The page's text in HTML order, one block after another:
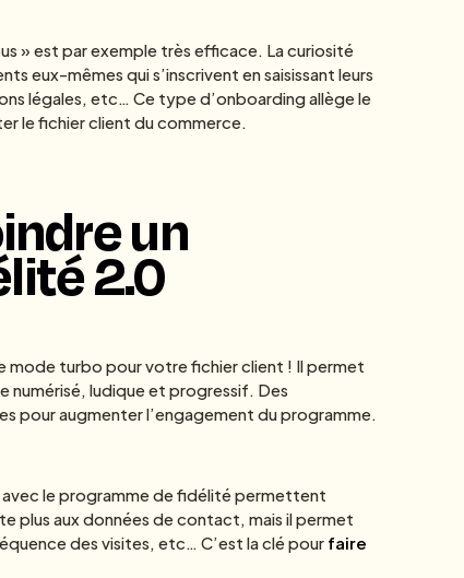
» est par exemple très efficace. La curiosité
eux-mêmes qui s’inscrivent en saisissant leurs
légales, etc… Ce type d’onboarding allège le
le fichier client du commerce.
un
2.0
mode turbo pour votre fichier client ! Il permet
numérisé, ludique et progressif. Des
pour augmenter l’engagement du programme.
le programme de fidélité permettent
plus aux données de contact, mais il permet
des visites, etc… C’est la clé pour faire